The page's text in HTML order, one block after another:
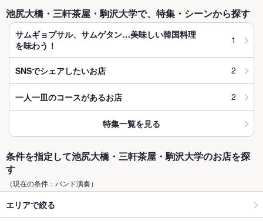
池尻大橋・三軒茶屋・駒沢大学で、特集・シーンから探す
サムギョプサル、サムゲタン…美味しい韓国料理
を味わう！
1
SNSでシェアしたいお店 2
一人一皿のコースがあるお店 2
特集一覧を見る
条件を指定して池尻大橋・三軒茶屋・駒沢大学のお店を探
す
（現在の条件：バンド演奏）
エリアで絞る